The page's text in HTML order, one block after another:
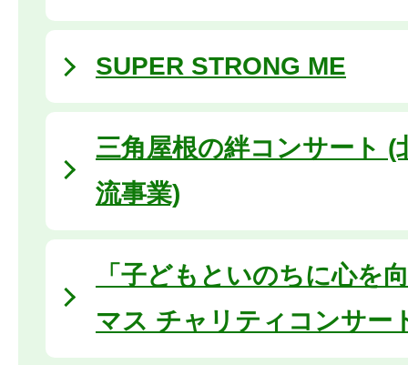
SUPER STRONG ME
三角屋根の絆コンサート (
流事業)
「子どもといのちに心を
マス チャリティコンサー